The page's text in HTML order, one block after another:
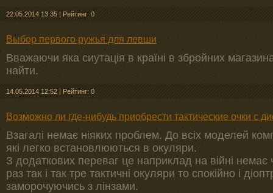
22.05.2014 13:35 | Рейтинг: 0
Выбор первого ружья для левши
Вважаючи яка сиутація в країні в збройних
найти.
14.05.2014 12:52 | Рейтинг: 0
Возможно ли где-нибудь приобрести тактические очки с
Взагалі немає ніяких проблем. До всіх моделей
які легко встановлюються в окуляри.
З додаткових переваг це наприклад на війні
раз так і так тре тактичні окуляри то спокійно і
заморочуючись з лінзами.